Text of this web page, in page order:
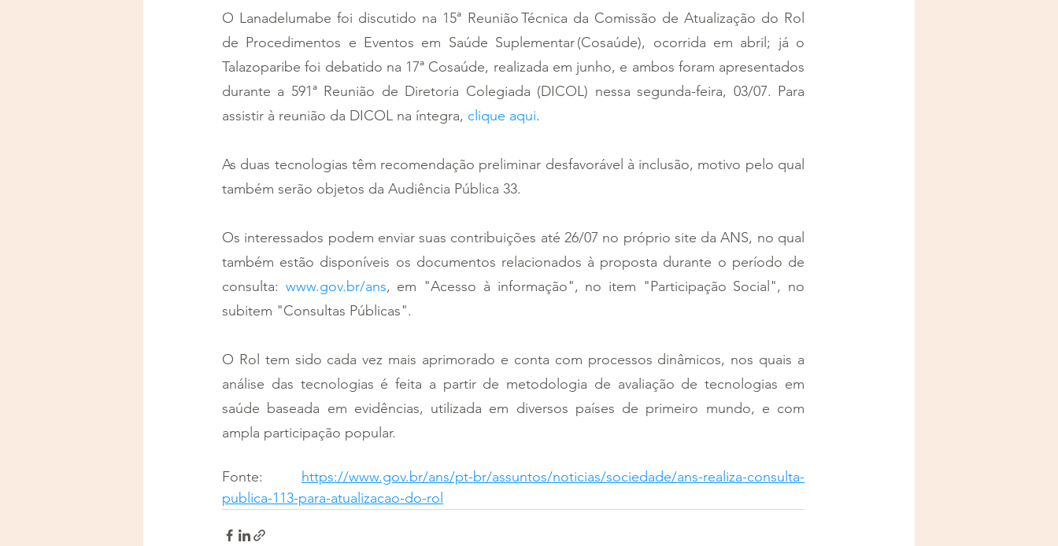
O Lanadelumabe foi discutido na 15ª Reunião Técnica da Comissão de Atualização do Rol
de Procedimentos e Eventos em Saúde Suplementar (Cosaúde), ocorrida em abril; já o
Talazoparibe foi debatido na 17ª Cosaúde, realizada em junho, e ambos foram apresentados
durante a 591ª Reunião de Diretoria Colegiada (DICOL) nessa segunda-feira, 03/07. Para
assistir à reunião da DICOL na íntegra, clique aqui.
As duas tecnologias têm recomendação preliminar desfavorável à inclusão, motivo pelo qual
também serão objetos da Audiência Pública 33.
Os interessados podem enviar suas contribuições até 26/07 no próprio site da ANS, no qual
também estão disponíveis os documentos relacionados à proposta durante o período de
consulta: www.gov.br/ans, em "Acesso à informação", no item "Participação Social", no
subitem "Consultas Públicas".
O Rol tem sido cada vez mais aprimorado e conta com processos dinâmicos, nos quais a
análise das tecnologias é feita a partir de metodologia de avaliação de tecnologias em
saúde baseada em evidências, utilizada em diversos países de primeiro mundo, e com
ampla participação popular.
Fonte: https://www.gov.br/ans/pt-br/assuntos/noticias/sociedade/ans-realiza-consulta-
publica-113-para-atualizacao-do-rol